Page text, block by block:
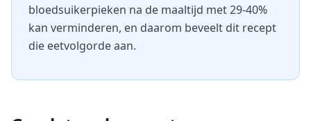
bloedsuikerpieken na de maaltijd met 29-40%
kan verminderen, en daarom beveelt dit recept
die eetvolgorde aan.